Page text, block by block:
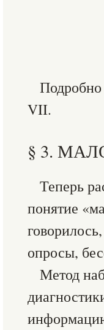
Подробно
VII.
§ 3.
Теперь
понятие
опросы,
Метод